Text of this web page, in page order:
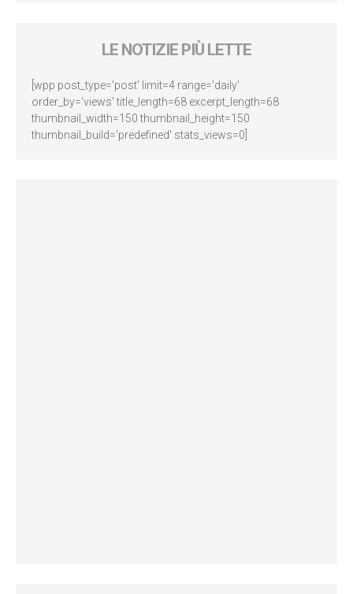
LE NOTIZIE PIÙ LETTE
[wpp post_type='post' limit=4 range='daily'
order_by='views' title_length=68 excerpt_length=68
thumbnail_width=150 thumbnail_height=150
thumbnail_build='predefined' stats_views=0]